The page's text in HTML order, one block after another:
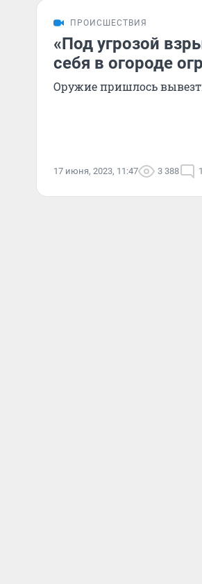
ПРОИСШЕСТВИЯ
«Под угрозой
себя в огороде
Оружие пришлось
17 июня, 2023, 11:47 3 388 1